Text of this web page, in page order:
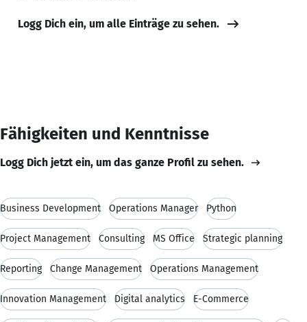
Logg Dich ein, um alle Einträge zu sehen.
Fähigkeiten und Kenntnisse
Logg Dich jetzt ein, um das ganze Profil zu sehen.
Business Development Operations Manager Python
Project Management Consulting MS Office Strategic planning
Reporting Change Management Operations Management
Innovation Management Digital analytics E-Commerce